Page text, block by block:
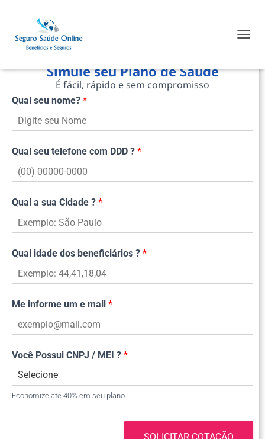
Simule seu Plano de Saúde
É fácil, rápido e sem compromisso
Qual seu nome? *
Qual seu telefone com DDD ? *
Qual a sua Cidade ? *
Qual idade dos beneficiários ? *
Me informe um e mail *
Você Possui CNPJ / MEI ? *
Economize até 40% em seu plano.